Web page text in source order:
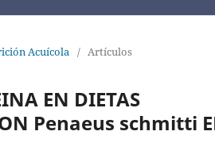
Acuícola / Artículos
EN DIETAS
Penaeus schmitti